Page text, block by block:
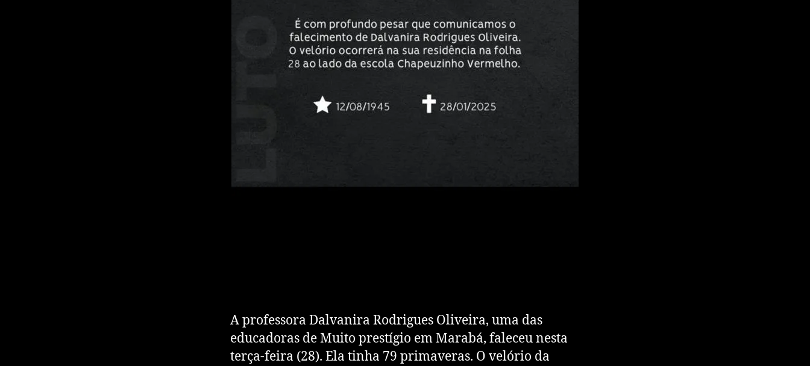
A professora Dalvanira Rodrigues Oliveira, uma das
educadoras de Muito prestígio em Marabá, faleceu nesta
terça-feira (28). Ela tinha 79 primaveras. O velório da